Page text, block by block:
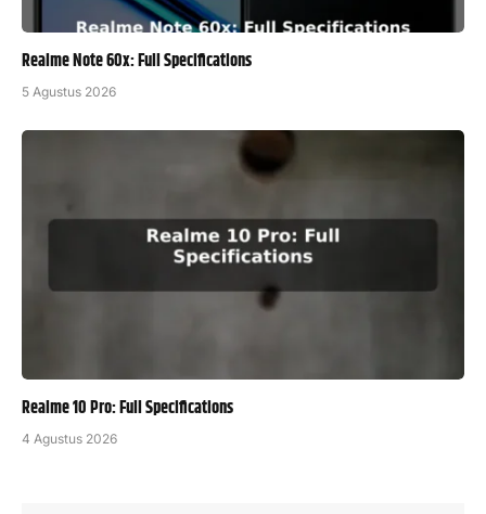
Realme Note 60x: Full Specifications
5 Agustus 2026
Realme 10 Pro: Full Specifications
4 Agustus 2026